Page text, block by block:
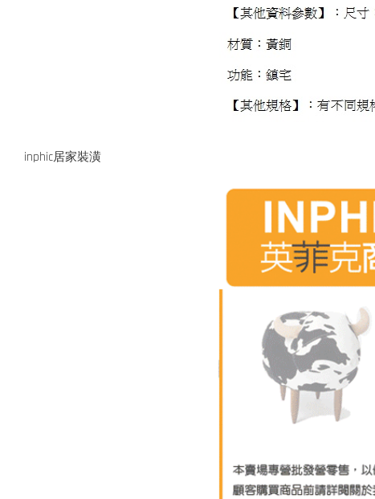
inphic居家裝潢